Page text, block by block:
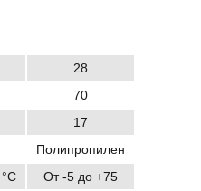
28
70
17
Полипропилен
От -5 до +75